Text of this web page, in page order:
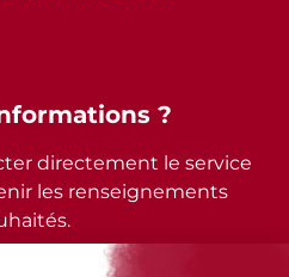
?
directement le service
les renseignements